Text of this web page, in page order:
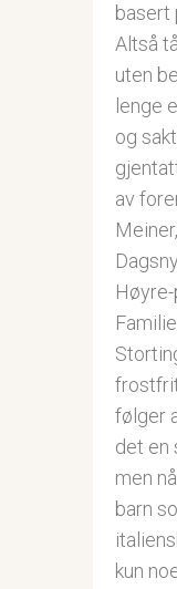
basert
Altså
uten
lenge
og
av
følger
det en
men
barn
kun